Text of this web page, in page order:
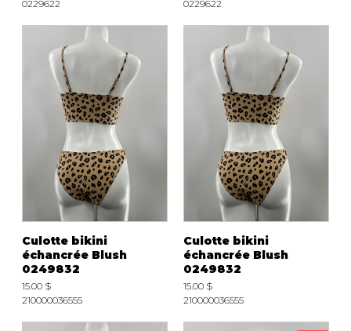
0229622
0229622
Culotte bikini
échancrée Blush
0249832
15.00 $
210000036555
Culotte bikini
échancrée Blush
0249832
15.00 $
210000036555